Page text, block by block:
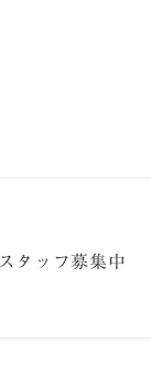
スタッフ募集中